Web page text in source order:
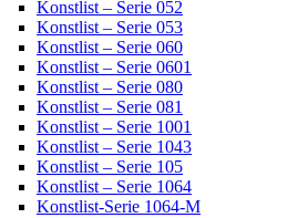
Konstlist – Serie 052
Konstlist – Serie 053
Konstlist – Serie 060
Konstlist – Serie 0601
Konstlist – Serie 080
Konstlist – Serie 081
Konstlist – Serie 1001
Konstlist – Serie 1043
Konstlist – Serie 105
Konstlist – Serie 1064
Konstlist-Serie 1064-M